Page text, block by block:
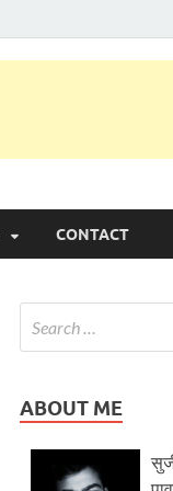
CONTACT
ABOUT ME